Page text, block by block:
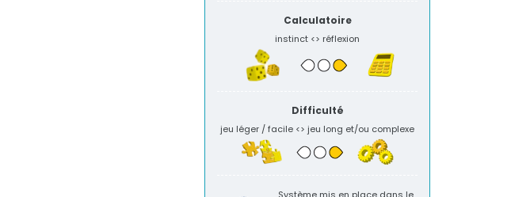
Calculatoire
instinct <> réflexion
Difficulté
jeu léger / facile <> jeu long et/ou complexe